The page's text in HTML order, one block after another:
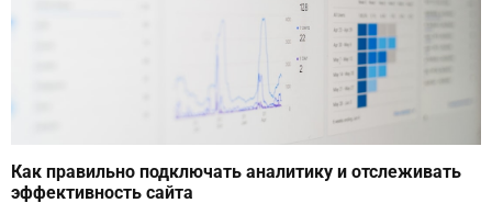
Как правильно подключать аналитику и отслеживать
эффективность сайта